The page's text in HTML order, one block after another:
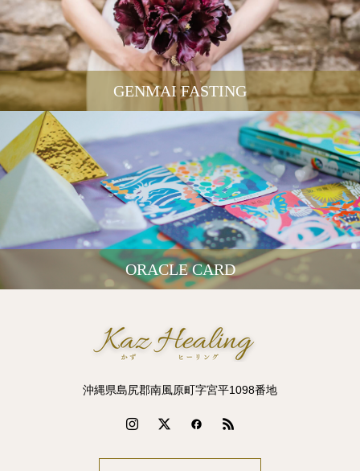
GENMAI FASTING
ORACLE CARD
沖縄県島尻郡南風原町字宮平1098番地